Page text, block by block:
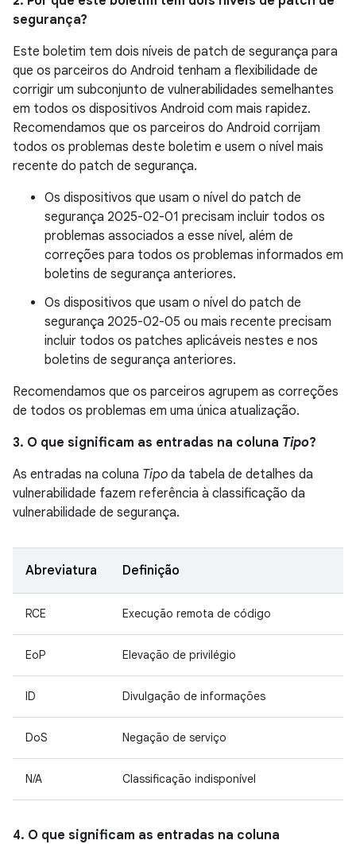
segurança?
Este boletim tem dois níveis de patch de segurança para
que os parceiros do Android tenham a flexibilidade de
corrigir um subconjunto de vulnerabilidades semelhantes
em todos os dispositivos Android com mais rapidez.
Recomendamos que os parceiros do Android corrijam
todos os problemas deste boletim e usem o nível mais
recente do patch de segurança.
Os dispositivos que usam o nível do patch de
segurança 2025-02-01 precisam incluir todos os
problemas associados a esse nível, além de
correções para todos os problemas informados em
boletins de segurança anteriores.
Os dispositivos que usam o nível do patch de
segurança 2025-02-05 ou mais recente precisam
incluir todos os patches aplicáveis nestes e nos
boletins de segurança anteriores.
Recomendamos que os parceiros agrupem as correções
de todos os problemas em uma única atualização.
3. O que significam as entradas na coluna Tipo?
As entradas na coluna Tipo da tabela de detalhes da
vulnerabilidade fazem referência à classificação da
vulnerabilidade de segurança.
Abreviatura Definição
RCE Execução remota de código
EoP Elevação de privilégio
ID Divulgação de informações
DoS Negação de serviço
N/A Classificação indisponível
4. O que significam as entradas na coluna